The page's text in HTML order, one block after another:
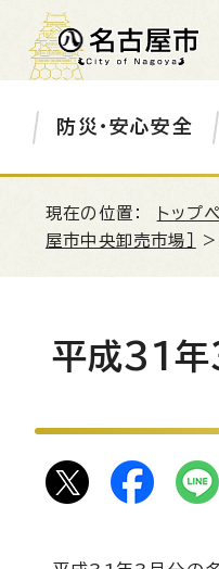
防災・安心安全
現在の位置： トップ
屋市中央卸売市場］
平成31年